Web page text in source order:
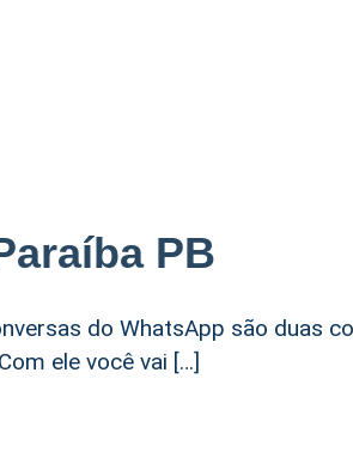
PB
do WhatsApp são duas
ele você vai […]